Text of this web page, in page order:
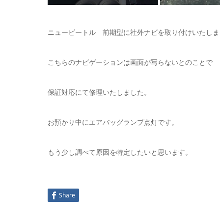
ニュービートル 前期型に社外ナビを取り付けいたし
こちらのナビゲーションは画面が写らないとのことで
保証対応にて修理いたしました。
お預かり中にエアバッグランプ点灯です。
もう少し調べて原因を特定したいと思います。
Share